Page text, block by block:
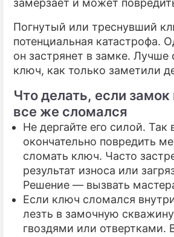
замерзает и может
Погнутый или треснувший
потенциальная катастрофа.
он застрянет в замке. Лучше
ключ, как только заметили
Что делать, если
все же сломался
Не дергайте его силой.
окончательно повредить
сломать ключ. Часто
результат износа или
Решение — вызвать
Если ключ сломался
лезть в замочную
гвоздями или отвертками.